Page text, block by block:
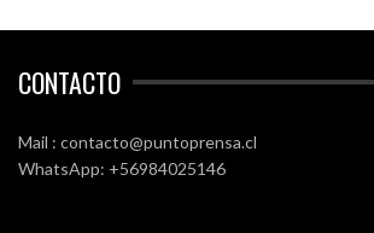
CONTACTO
Mail : contacto@puntoprensa.cl
WhatsApp: +56984025146